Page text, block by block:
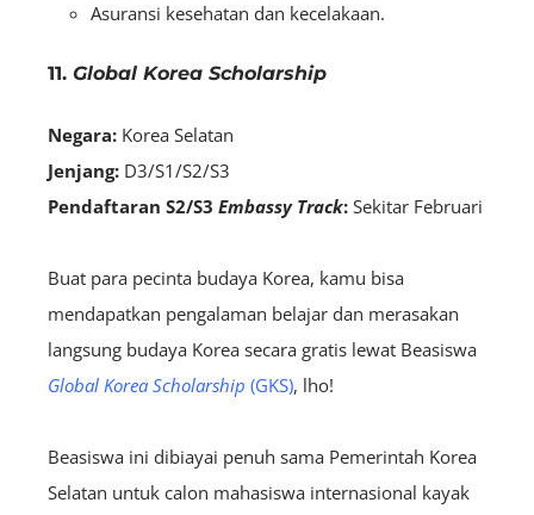
Asuransi kesehatan dan kecelakaan.
11. Global Korea Scholarship
Negara: Korea Selatan
Jenjang: D3/S1/S2/S3
Pendaftaran S2/S3 Embassy Track: Sekitar Februari
Buat para pecinta budaya Korea, kamu bisa
mendapatkan pengalaman belajar dan merasakan
langsung budaya Korea secara gratis lewat Beasiswa
Global Korea Scholarship (GKS), lho!
Beasiswa ini dibiayai penuh sama Pemerintah Korea
Selatan untuk calon mahasiswa internasional kayak